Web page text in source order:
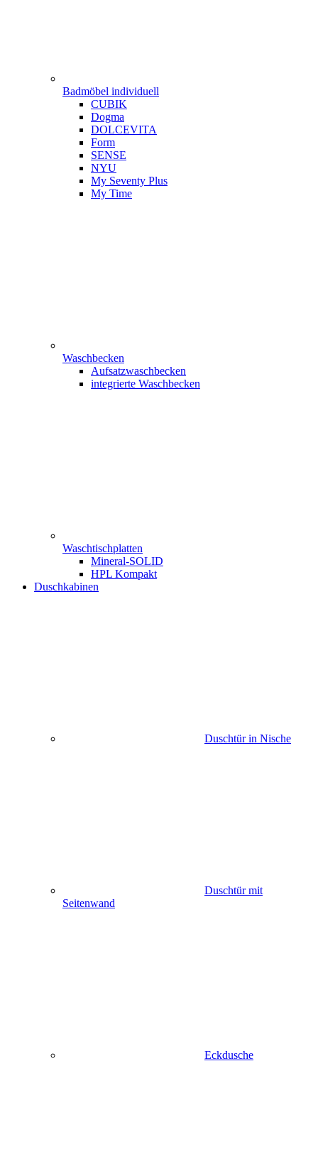
Badmöbel individuell
CUBIK
Dogma
DOLCEVITA
Form
SENSE
NYU
My Seventy Plus
My Time
Waschbecken
Aufsatzwaschbecken
integrierte Waschbecken
Waschtischplatten
Mineral-SOLID
HPL Kompakt
Duschkabinen
Duschtür in Nische
Duschtür mit
Seitenwand
Eckdusche